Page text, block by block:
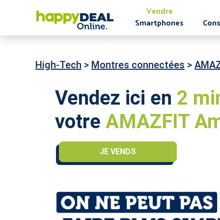
Vendre
Smartphones
High-Tech > Montres connectées >
Vendez ici en 2
votre AMAZFIT
JE VENDS